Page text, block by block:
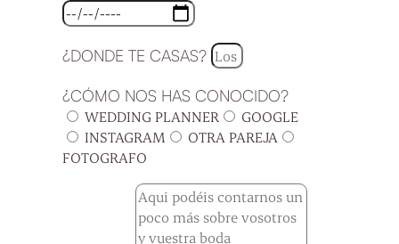
¿DONDE TE CASAS?
¿CÓMO NOS HAS CONOCIDO?
WEDDING PLANNER
GOOGLE
INSTAGRAM
OTRA PAREJA
FOTOGRAFO